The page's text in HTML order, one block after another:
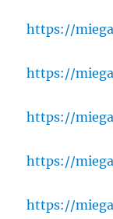
https://
https://
https://
https://
https://